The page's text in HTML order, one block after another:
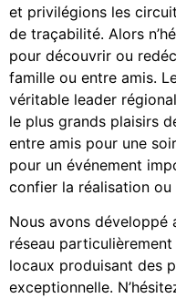
et privilégions les
de traçabilité. Alors
pour découvrir ou
famille ou entre amis.
véritable leader
le plus grands plaisirs
entre amis pour une
pour un événement
confier la réalisation
Nous avons développé
réseau
locaux produisant des
exceptionnelle.